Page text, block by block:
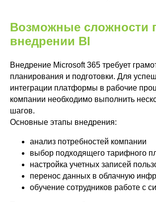
Возможные сложности
внедрении BI
Внедрение Microsoft 365 требует
планирования и подготовки. Для
интеграции платформы в рабочие
компании необходимо выполнить
шагов.
Основные этапы внедрения:
анализ потребностей компании
выбор подходящего тарифного
настройка учетных записей
перенос данных в облачную
обучение сотрудников работе с
+7 707 489-28-18
Почта
Russia
Заказать звонок
Товарищество с ограниченной
ответственностью "Zerobit (Зеробит)"
050023 Казахстан, Алматы,
Адрес